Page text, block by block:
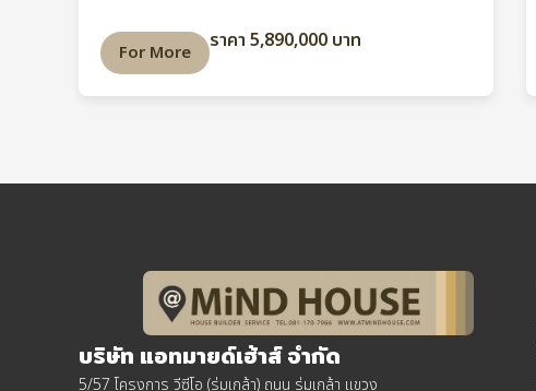
For More ราคา 5,890,000 บาท
บริษัท แอทมายด์เฮ้าส์ จำกัด
5/57 โครงการ วีซีโอ (ร่มเกล้า) ถนน ร่มเกล้า แขวง